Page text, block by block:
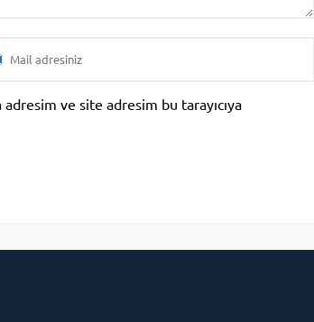
ve site adresim bu tarayıcıya